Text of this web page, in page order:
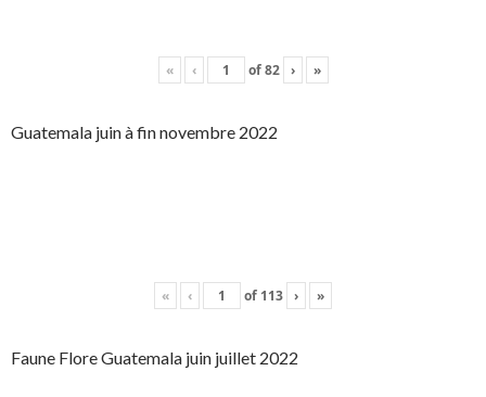
« ‹ of82 › »
Guatemala juin à fin novembre 2022
« ‹ of 113 › »
Faune Flore Guatemala juin juillet 2022